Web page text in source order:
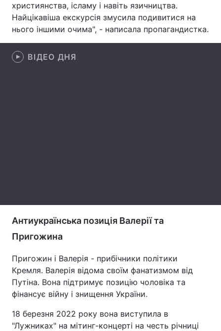
Здоров'я Туризм
Цікавинки Погода
Екологія
Тема оформлення
християнства, ісламу і навіть язичництва.
Найцікавіша екскурсія змусила подивитися на
нього іншими очима", - написала пропагандистка.
ВІДЕО ДНЯ
Антиукраїнська позиція Валерії та
Пригожина
Пригожин і Валерія - прибічники політики
Кремля. Валерія відома своїм фанатизмом від
Путіна. Вона підтримує позицію чоловіка та
фінансує війну і знищення України.
18 березня 2022 року вона виступила в
"Лужниках" на мітинг-концерті на честь річниці